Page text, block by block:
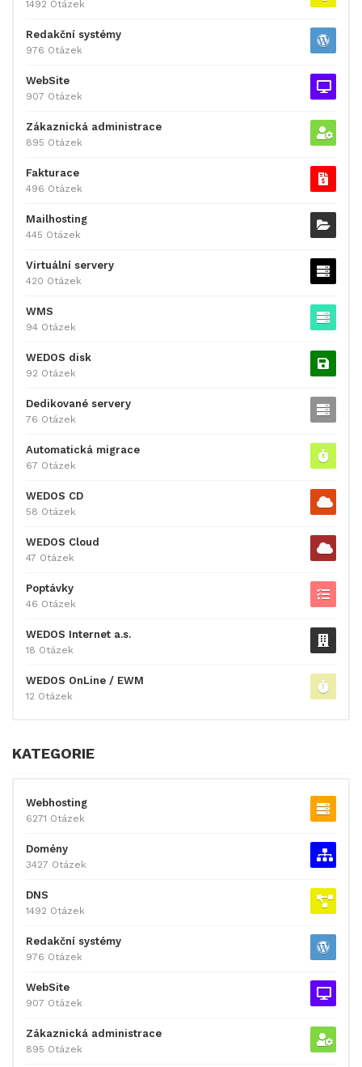
1492 Otázek
Redakční systémy
976 Otázek
WebSite
907 Otázek
Zákaznická administrace
895 Otázek
Fakturace
496 Otázek
Mailhosting
445 Otázek
Virtuální servery
420 Otázek
WMS
94 Otázek
WEDOS disk
92 Otázek
Dedikované servery
76 Otázek
Automatická migrace
67 Otázek
WEDOS CD
58 Otázek
WEDOS Cloud
47 Otázek
Poptávky
46 Otázek
WEDOS Internet a.s.
18 Otázek
WEDOS OnLine / EWM
12 Otázek
KATEGORIE
Webhosting
6271 Otázek
Domény
3427 Otázek
DNS
1492 Otázek
Redakční systémy
976 Otázek
WebSite
907 Otázek
Zákaznická administrace
895 Otázek